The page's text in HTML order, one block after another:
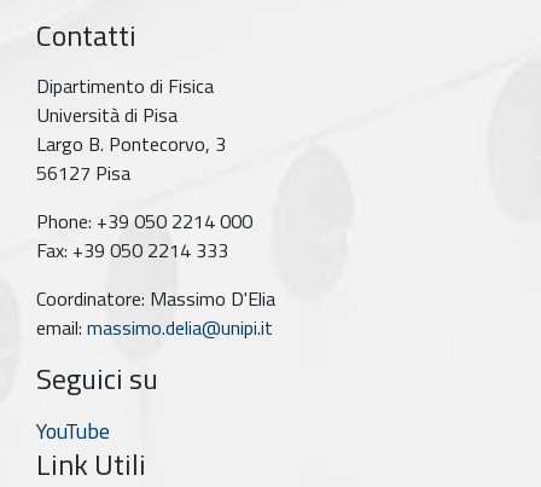
Contatti
Dipartimento di Fisica
Università di Pisa
Largo B. Pontecorvo, 3
56127 Pisa
Phone: +39 050 2214 000
Fax: +39 050 2214 333
Coordinatore: Massimo D'Elia
email: massimo.delia@unipi.it
Seguici su
YouTube
Link Utili